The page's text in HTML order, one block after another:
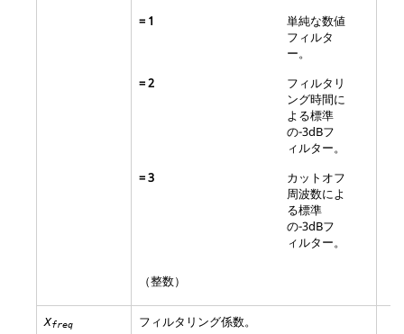
= 1
単純な数値
フィルタ
ー。
=2
フィルタリ
ング時間に
よる標準
の-3dBフ
ィルター。
=3
カットオフ
周波数によ
る標準
の-3dBフ
ィルター。
（整数）
Xfreq
フィルタリング係数。